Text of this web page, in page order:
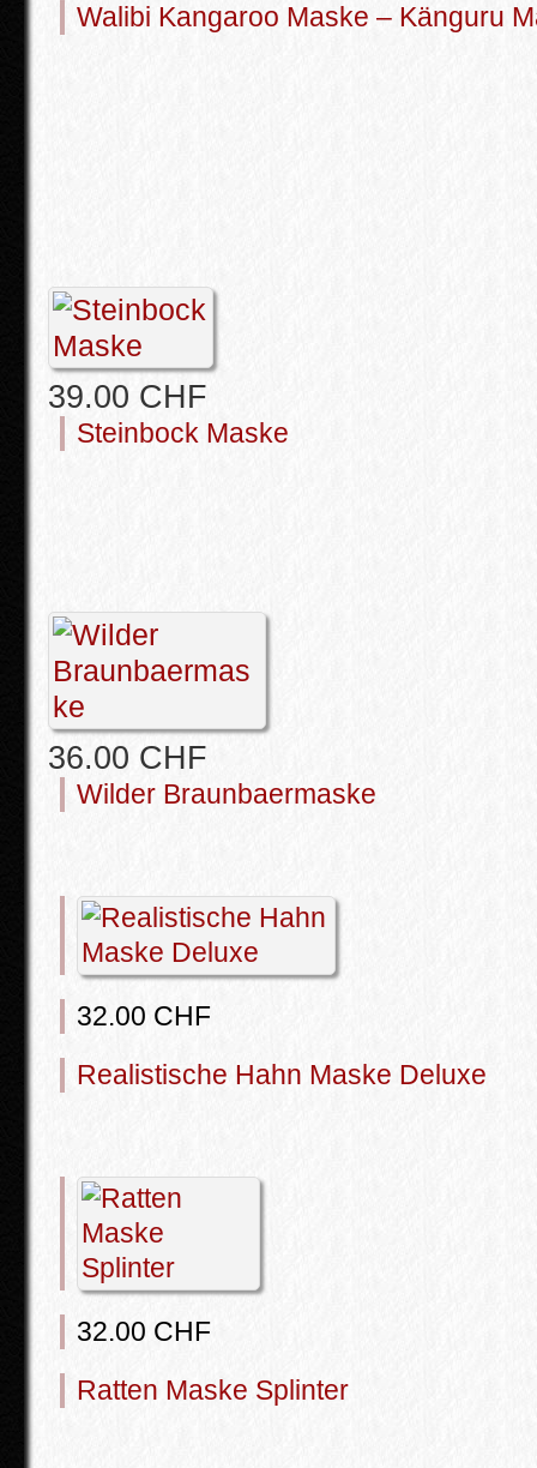
Walibi Kangaroo Maske – Känguru
39.00 CHF
Steinbock Maske
36.00 CHF
Wilder Braunbaermaske
32.00 CHF
Realistische Hahn Maske Deluxe
32.00 CHF
Ratten Maske Splinter